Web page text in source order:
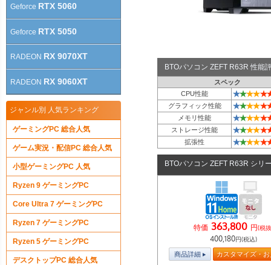
BTOパソコン ZEFT R63R 性能
スペック
CPU性能
★★★★★
グラフィック性能 ★★★★★
メモリ性能 ★★★★★
ストレージ性能 ★★★★★
拡張性 ★★★★★
BTOパソコン ZEFT R63R シリ
特価 363,800 円(税
400,180円(税込)
商品詳細 カスタマイズ・
Geforce RTX 5060
Geforce RTX 5050
RADEON RX 9070XT
RADEON RX 9060XT
ジャンル別 人気ランキング
ゲーミングPC 総合人気
ゲーム実況・配信PC 総合人気
小型ゲーミングPC 人気
Ryzen 9 ゲーミングPC
Core Ultra 7 ゲーミングPC
Ryzen 7 ゲーミングPC
Ryzen 5 ゲーミングPC
デスクトップPC 総合人気